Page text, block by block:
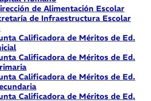
de Alimentación Escolar
de Infraestructura Escolar
Calificadora de Méritos de Ed.
Calificadora de Méritos de Ed.
Calificadora de Méritos de Ed.
Calificadora de Méritos de Ed.